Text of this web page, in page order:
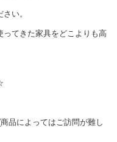
い。
てきた家具をどこよりも高
品によってはご訪問が難し